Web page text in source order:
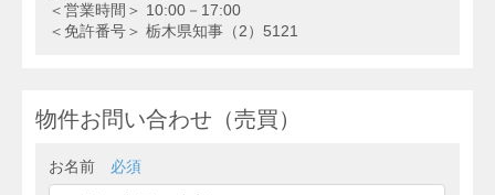
＜営業時間＞ 10:00－17:00
＜免許番号＞ 栃木県知事（2）5121
物件お問い合わせ（売買）
お名前 必須